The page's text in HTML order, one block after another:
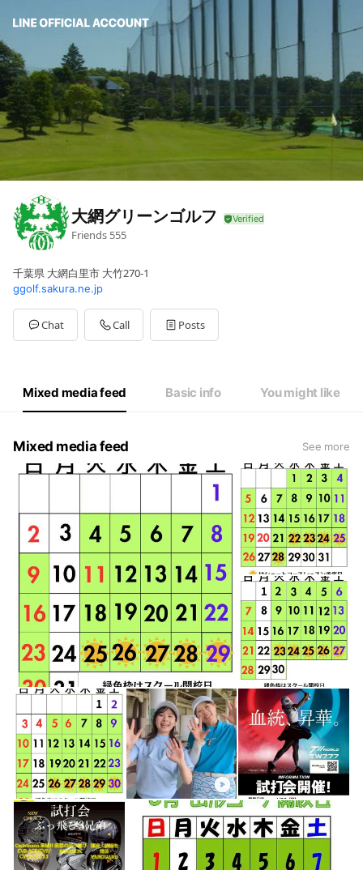
大網グリーンゴルフ
Friends 555
千葉県 大網白里市 大竹270-1
ggolf.sakura.ne.jp
Chat Call Posts
Mixed media feed Basic info You might like
Mixed media feed See more